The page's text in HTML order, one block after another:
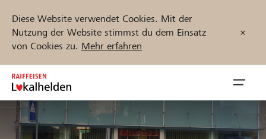
Diese Website verwendet Cookies. Mit der
Nutzung der Website stimmst du dem Einsatz
von Cookies zu. Mehr erfahren
Zum
Inhalt
springen
öffnen